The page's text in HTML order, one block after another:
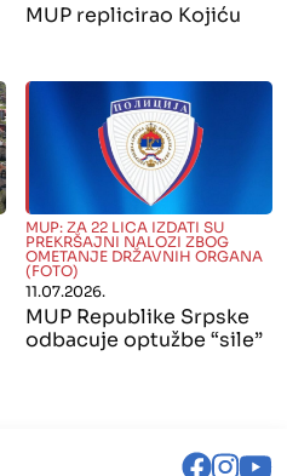
MUP replicirao Kojiću
" alt="">
MUP: ZA 22 LICA IZDATI SU
PREKRŠAJNI NALOZI ZBOG
OMETANJE DRŽAVNIH ORGANA
(FOTO)
11.07.2026.
MUP Republike Srpske
odbacuje optužbe “sile”